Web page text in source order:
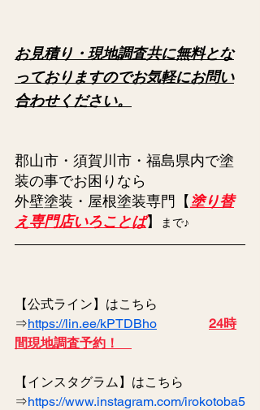
お見積り・現地調査共に無料とな
っておりますのでお気軽にお問い
合わせください。
郡山市・須賀川市・福島県内で塗
装の事でお困りなら
外壁塗装・屋根塗装専門【塗り替
え専門店いろことば】 まで♪
【公式ライン】はこちら
⇒https://lin.ee/kPTDBho
24時
間現地調査予約！
【インスタグラム】はこちら
⇒https://www.instagram.com/irokotoba5